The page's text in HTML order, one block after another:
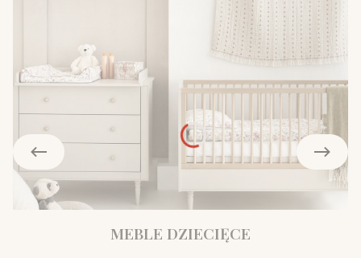
MEBLE DZIECIĘCE